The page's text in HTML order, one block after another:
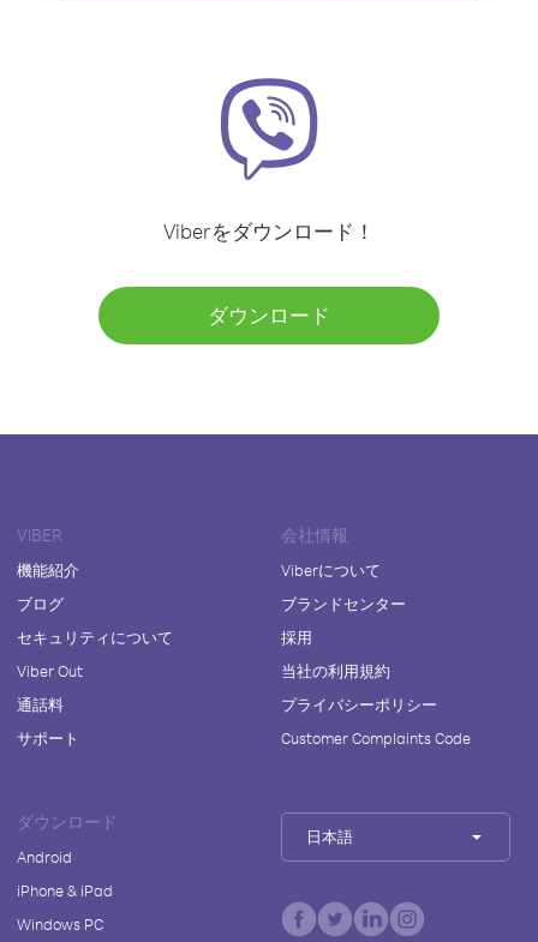
Viberをダウンロード！
ダウンロード
VIBER
機能紹介
ブログ
セキュリティについて
Viber Out
通話料
サポート
会社情報
Viberについて
ブランドセンター
採用
当社の利用規約
プライバシーポリシー
Customer Complaints Code
ダウンロード
Android
iPhone & iPad
Windows PC
日本語